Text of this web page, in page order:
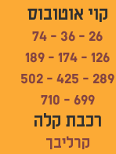
קוי אוטובוס
26 - 36 - 74
126 - 174 - 189
289 - 425 - 502
699 - 710
רכבת קלה
קרליבך